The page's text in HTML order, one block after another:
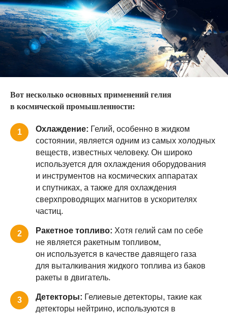
Вот несколько основных применений гелия
в космической промышленности:
1 Охлаждение: Гелий, особенно в жидком
состоянии, является одним из самых холодных
веществ, известных человеку. Он широко
используется для охлаждения оборудования
и инструментов на космических аппаратах
и спутниках, а также для охлаждения
сверхпроводящих магнитов в ускорителях
частиц.
2 Ракетное топливо: Хотя гелий сам по себе
не является ракетным топливом,
он используется в качестве давящего газа
для выталкивания жидкого топлива из баков
ракеты в двигатель.
3 Детекторы: Гелиевые детекторы, такие как
детекторы нейтрино, используются в